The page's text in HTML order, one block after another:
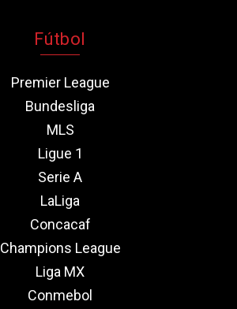
Fútbol
Premier League
Bundesliga
MLS
Ligue 1
Serie A
LaLiga
Concacaf
Champions League
Liga MX
Conmebol